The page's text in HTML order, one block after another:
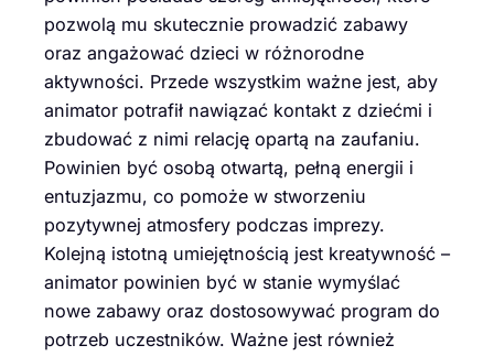
pozwolą mu skutecznie prowadzić zabawy
oraz angażować dzieci w różnorodne
aktywności. Przede wszystkim ważne jest, aby
animator potrafił nawiązać kontakt z dziećmi i
zbudować z nimi relację opartą na zaufaniu.
Powinien być osobą otwartą, pełną energii i
entuzjazmu, co pomoże w stworzeniu
pozytywnej atmosfery podczas imprezy.
Kolejną istotną umiejętnością jest kreatywność –
animator powinien być w stanie wymyślać
nowe zabawy oraz dostosowywać program do
potrzeb uczestników. Ważne jest również